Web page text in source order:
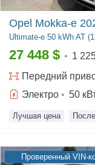
Opel Mokka-e
Ultimate-e 50 kWh AT
27 448 $ • 1
Передний
Электро • 50
Лучшая цена
Проверенный VIN-